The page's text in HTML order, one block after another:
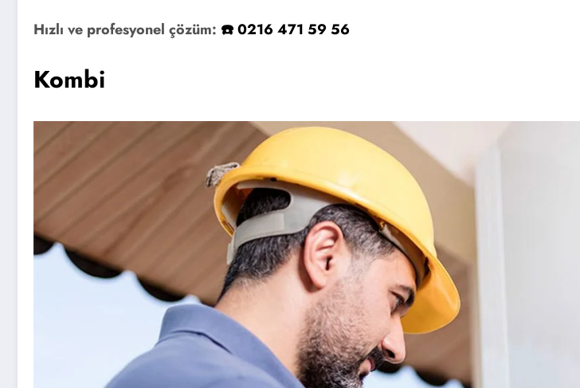
Hızlı ve profesyonel çözüm: ☎️ 0216 471 59 56
Kombi